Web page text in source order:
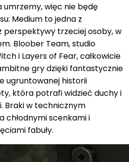
umrzemy, więc nie będę
Medium to jedna z
perspektywy trzeciej osoby, w
Bloober Team, studio
i Layers of Fear, całkowicie
gry dzięki fantastycznie
ugruntowanej historii
która potrafi widzieć duchy i
Braki w technicznym
chłodnymi scenkami i
fabuły.